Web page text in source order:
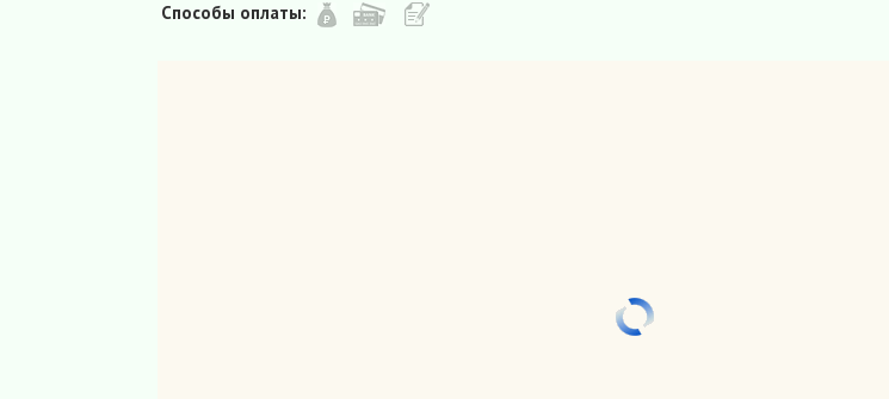
Способы оплаты: